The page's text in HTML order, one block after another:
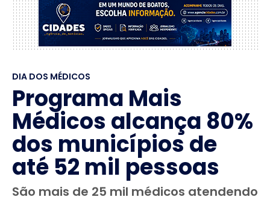
DIA DOS MÉDICOS
Programa Mais
Médicos alcança 80%
dos municípios de
até 52 mil pessoas
São mais de 25 mil médicos atendendo